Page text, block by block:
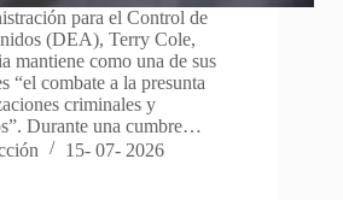
para el Control de
(DEA), Terry Cole,
mantiene como una de sus
“el combate a la presunta
criminales y
Durante una cumbre…
15- 07- 2026